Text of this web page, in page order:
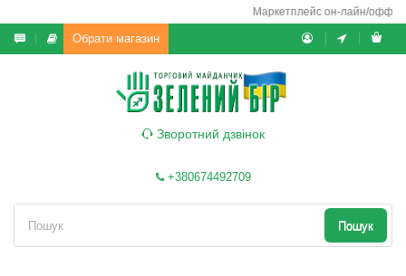
Маркетплейс он-лайн/офф-
Обрати магазин
Зворотний дзвінок
+380674492709
Пошук